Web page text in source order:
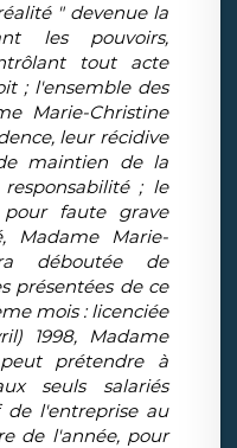
" devenue la
les pouvoirs,
tout acte
; l'ensemble des
Marie-Christine
leur récidive
maintien de la
; le
faute grave
Madame Marie-
déboutée de
présentées de ce
mois : licenciée
1998, Madame
prétendre à
seuls salariés
l'entreprise au
de l'année, pour